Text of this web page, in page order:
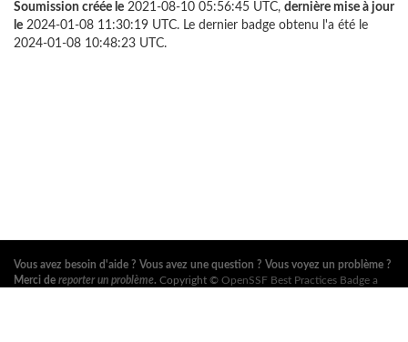
Soumission créée le 2021-08-10 05:56:45 UTC, dernière mise à jour
le 2024-01-08 11:30:19 UTC. Le dernier badge obtenu l'a été le
2024-01-08 10:48:23 UTC.
Vous avez besoin d'aide ? Vous avez une question ? Vous voyez un problème ?
Merci de reporter un problème. Copyright © OpenSSF Best Practices Badge a